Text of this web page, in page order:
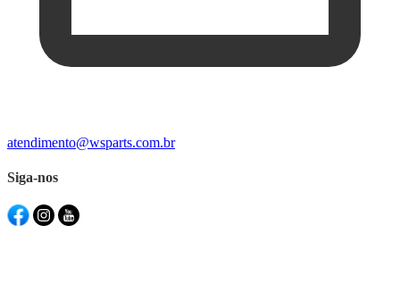
atendimento@wsparts.com.br
Siga-nos